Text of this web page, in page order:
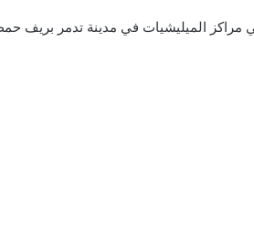
غاراتها على مواقع ميليشيات إيران وحزب الله في سوريا، حيث قصفت يوم الأربعاء 20 تشرين الثاني مراكز الميليشيات في